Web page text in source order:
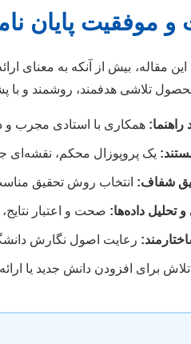
و موفقیت پایان
این مقاله، بیش از آنکه به
تلاشی هدفمند، روشمند و با
راهنما: همکاری با استادی مجرب و
یک پروپوزال محکم،
شفاف: انتخاب روش تحقیق
تحلیل داده‌ها: صحت و اعتبار
رعایت اصول نگارش
تلاش برای افزودن دانش جدید یا